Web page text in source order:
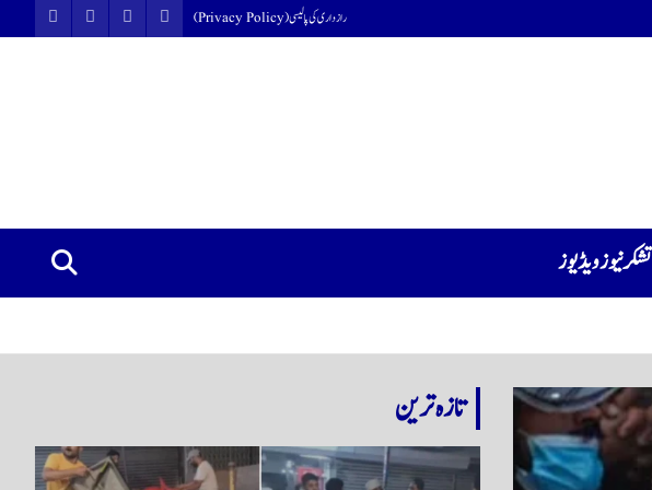
رازداری کی پالیسی (Privacy Policy)
تشکرنیوز ویڈیوز
تازہ ترین